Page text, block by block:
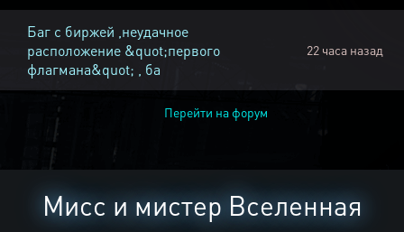
Баг с биржей ,неудачное
расположение &quot;первого
флагмана&quot; , ба
22 часа назад
Перейти на форум
Мисс и мистер Вселенная